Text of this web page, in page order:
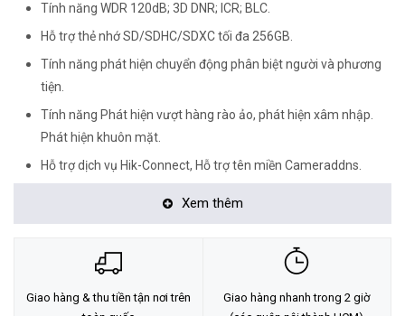
Tính năng WDR 120dB; 3D DNR; ICR; BLC.
Hỗ trợ thẻ nhớ SD/SDHC/SDXC tối đa 256GB.
Tính năng phát hiện chuyển động phân biệt người và phương
tiện.
Tính năng Phát hiện vượt hàng rào ảo, phát hiện xâm nhập.
Phát hiện khuôn mặt.
Hỗ trợ dịch vụ Hik-Connect, Hỗ trợ tên miền Cameraddns.
Nguồn cấp DC12V&PoE.
Xuất xứ: Trung Quốc.
<Hotline: 0828.011.011 - (028)7300.2021 - VoHoang.vn>
Xem thêm
Giao hàng & thu tiền tận nơi trên
Giao hàng nhanh trong 2 giờ